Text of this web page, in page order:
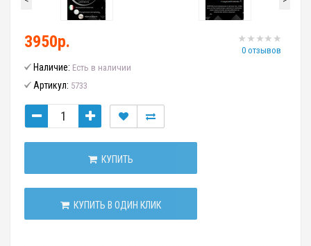
0 отзывов
3950р.
Наличие: Есть в наличии
Артикул: 5733
КУПИТЬ
КУПИТЬ В ОДИН КЛИК